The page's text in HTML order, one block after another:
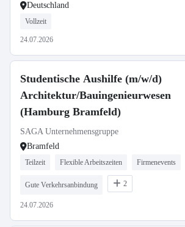
Deutschland
Vollzeit
24.07.2026
Studentische Aushilfe (m/w/d)
Architektur/Bauingenieurwesen
(Hamburg Bramfeld)
SAGA Unternehmensgruppe
Bramfeld
Teilzeit Flexible Arbeitszeiten Firmenevents
Gute Verkehrsanbindung 2
24.07.2026